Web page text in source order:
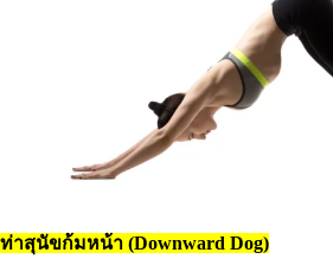
ท่าสุนัขก้มหน้า (Downward Dog)